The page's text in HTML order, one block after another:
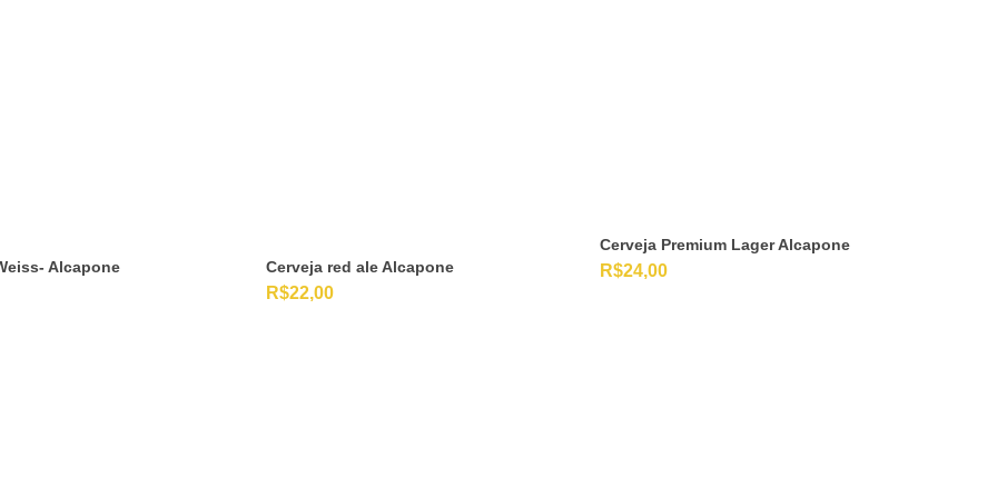
Alcapone Cerveja red ale Alcapone
R$22,00
Cerveja Premium Lager Alcapone
R$24,00